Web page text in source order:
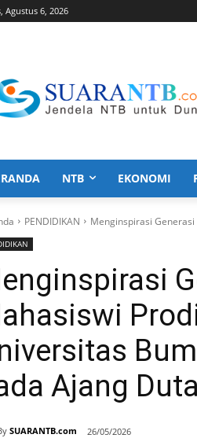
Agustus 6, 2026
NTB EKONOMI
PENDIDIKAN Menginspirasi
Ajang
SUARANTB.com 26/05/2026